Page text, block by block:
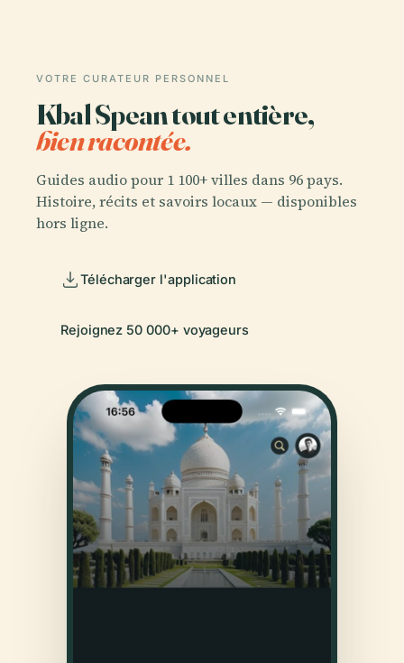
VOTRE CURATEUR PERSONNEL
Kbal Spean tout entière,
bien racontée.
Guides audio pour 1 100+ villes dans 96 pays.
Histoire, récits et savoirs locaux — disponibles
hors ligne.
Télécharger l'application
Rejoignez 50 000+ voyageurs